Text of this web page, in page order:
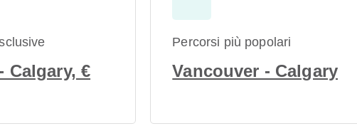
Calgary, €
Percorsi più popolari
Vancouver - Calgary